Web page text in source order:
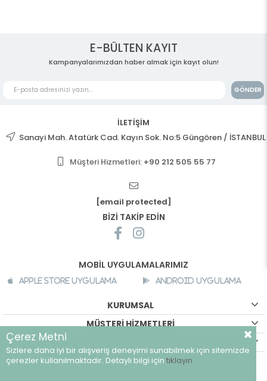
E-BÜLTEN KAYIT
Kampanyalarımızdan haber almak için kayıt olun!
GÖNDER
İLETİŞİM
Sanayi Mah. Atatürk Cad. Kayın Sok. No:5 Güngören / İSTANBUL
Müşteri Hizmetleri: +90 212 505 55 77
[email protected]
BİZİ TAKİP EDİN
MOBİL UYGULAMALARIMIZ
Apple Store Uygulama Android Uygulama
KURUMSAL
MÜŞTERİ HİZMETLERİ
©breeze.com.tr - Tüm hakları saklıdır.
Çerez Metni
Sizlere daha iyi bir alışveriş deneyimi sunabilmek için sitemizde
çerezler kullanılmaktadır. Detaylı bilgi için tıklayın